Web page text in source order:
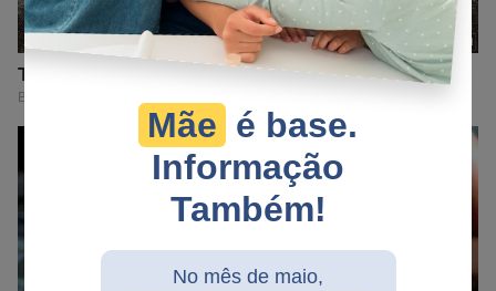
Mãe é base.
Informação
Também!
No mês de maio,